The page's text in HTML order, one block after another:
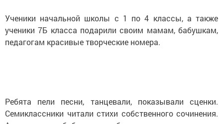
Ученики начальной школы с 1 по 4 классы, а также
ученики 7Б класса подарили своим мамам, бабушкам,
педагогам красивые творческие номера.
Ребята пели песни, танцевали, показывали сценки.
Семиклассники читали стихи собственного сочинения.